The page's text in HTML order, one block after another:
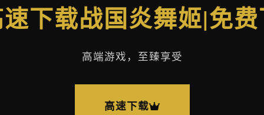
下载战国炎舞姬|免
高端游戏，至臻享受
高速下载